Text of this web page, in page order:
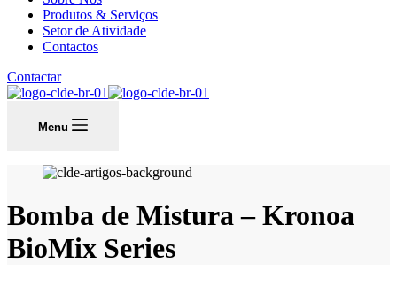
Produtos & Serviços
Setor de Atividade
Contactos
Contactar
Menu
Bomba de Mistura – Kronoa
BioMix Series